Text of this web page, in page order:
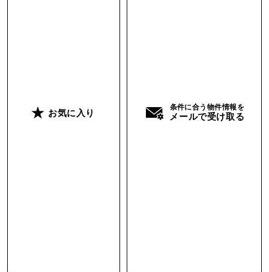
お気に入り
条件に合う物件情報を
メールで受け取る